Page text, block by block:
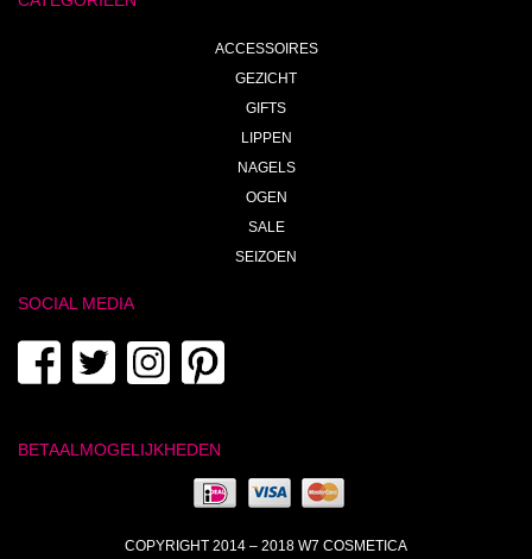
ACCESSOIRES
GEZICHT
GIFTS
LIPPEN
NAGELS
OGEN
SALE
SEIZOEN
SOCIAL MEDIA
BETAALMOGELIJKHEDEN
COPYRIGHT 2014 – 2018 W7 COSMETICA